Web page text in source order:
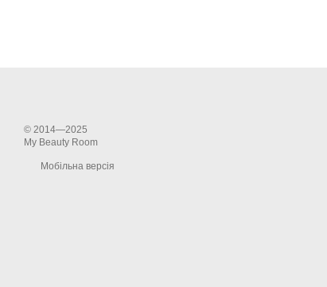
© 2014—2025
My Beauty Room
Мобільна версія